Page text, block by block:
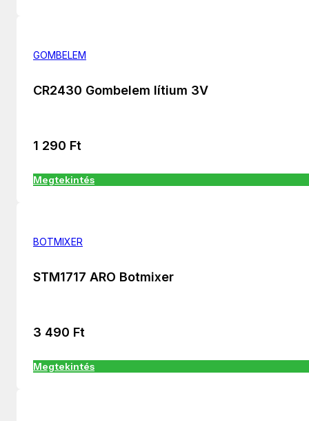
GOMBELEM
CR2430 Gombelem lítium 3V
1 290 Ft
Megtekintés
BOTMIXER
STM1717 ARO Botmixer
3 490 Ft
Megtekintés